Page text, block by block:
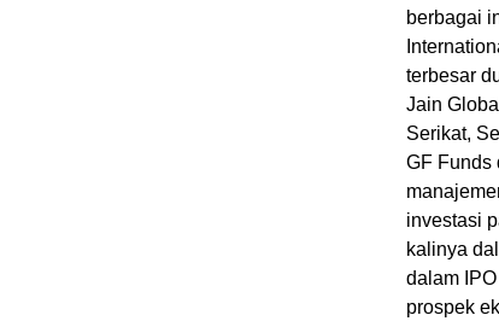
berbagai
terbesar
Jain
Serikat,
GF Funds
investasi
kalinya
dalam
prospek